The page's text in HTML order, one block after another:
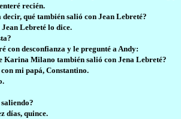
recién.
decir, qué también salió con Jean Lebreté?
Lebreté lo dice.
con desconfianza y le pregunté a Andy:
Karina Milano también salió con Jena Lebreté?
mi papá, Constantino.
días, quince.